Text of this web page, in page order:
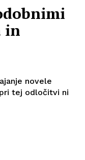
in
novele
tej odločitvi ni